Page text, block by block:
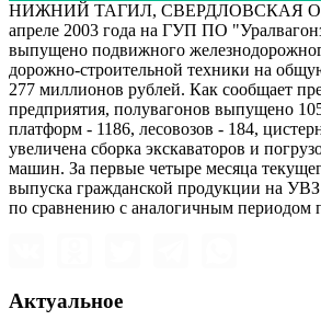
НИЖНИЙ ТАГИЛ, СВЕРДЛОВСКАЯ
апреле 2003 года на ГУП ПО
выпущено подвижного
дорожно-строительной техники на
277 миллионов рублей. Как сообщает
предприятия, полувагонов выпущено
платформ - 1186, лесовозов - 184,
увеличена сборка экскаваторов и
машин. За первые четыре месяца
выпуска гражданской продукции на
по сравнению с аналогичным периодом
Актуальное